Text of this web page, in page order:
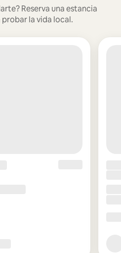
Reserva una estancia
probar la vida local.